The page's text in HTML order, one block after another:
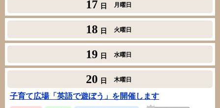
17 日 月曜日
18 日 火曜日
19 日 水曜日
20 日 木曜日
子育て広場「英語で遊ぼう」を開催します